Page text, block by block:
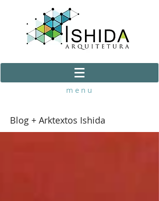
m e n u
Blog + Arktextos Ishida